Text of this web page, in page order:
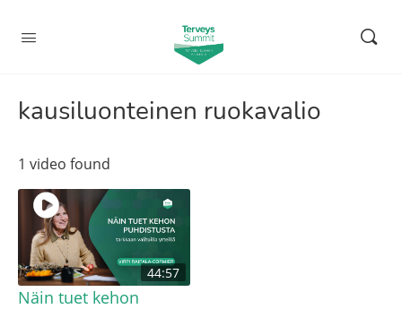
kausiluonteinen ruokavalio
1 video found
44:57
Näin tuet kehon